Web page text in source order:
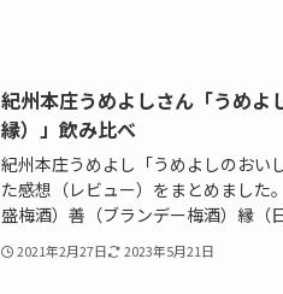
紀州本庄うめよしさん「うめよ
縁）」飲み比べ
紀州本庄うめよし「うめよしのおい
た感想（レビュー）をまとめました
盛梅酒）善（ブランデー梅酒）縁（
2021年2月27日 2023年5月21日